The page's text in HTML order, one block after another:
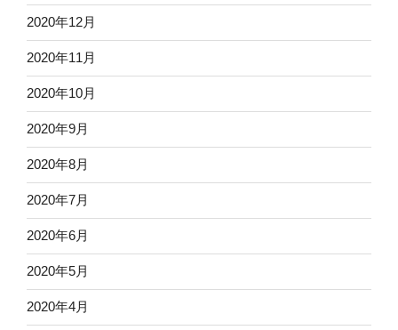
2020年12月
2020年11月
2020年10月
2020年9月
2020年8月
2020年7月
2020年6月
2020年5月
2020年4月